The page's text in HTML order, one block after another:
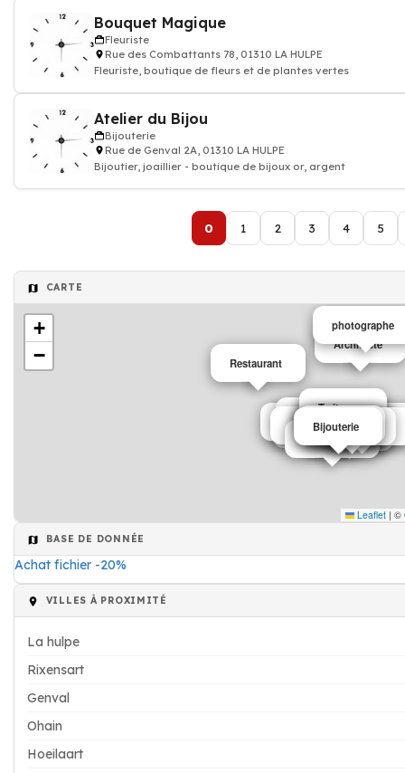
Bouquet Magique
Fleuriste
Rue des Combattants 78, 01310 LA HULPE
Fleuriste, boutique de fleurs et de plantes vertes
Atelier du Bijou
Bijouterie
Rue de Genval 2A, 01310 LA HULPE
Bijoutier, joaillier - boutique de bijoux or, argent
0 1 2 3 4 5
CARTE
Architecte
Architecte
Banque
Administration
Garagiste
NotaireOpticien
Plombier
Restaurant
taxi
Vêtement
Traiteur
Traiteur
Vêtement
photographe
Ambulancier
Médecin
Fleuriste
Bijouterie
+
−
Leaflet | ©
BASE DE DONNÉE
Achat fichier -20%
VILLES À PROXIMITÉ
La hulpe
Rixensart
Genval
Ohain
Hoeilaart